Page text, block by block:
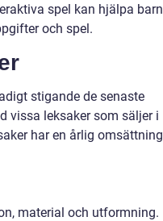
spel kan hjälpa barn
och spel.
stigande de senaste
vissa leksaker som säljer i
har en årlig omsättning
material och utformning.